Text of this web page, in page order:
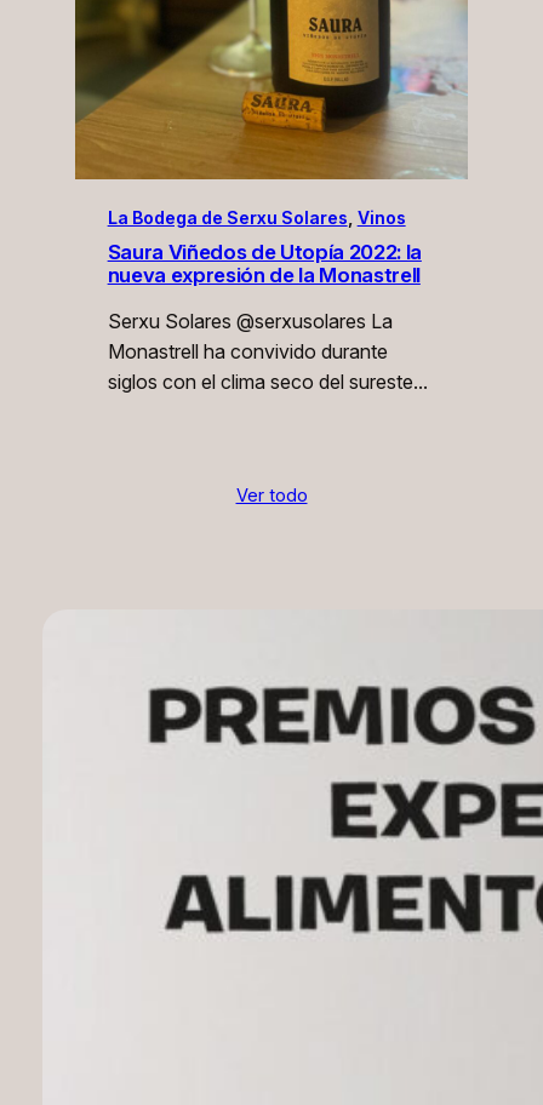
La Bodega de Serxu Solares Vinos
Saura Viñedos de Utopía 2022: la
nueva expresión de la Monastrell
Serxu Solares @serxusolares La
Monastrell ha convivido durante
siglos con el clima seco del sureste…
Ver todo